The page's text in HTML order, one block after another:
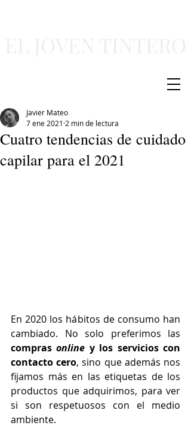
Cuatro tendencias de cuidado
capilar para el 2021
Javier Mateo
7 ene 2021 2 min de lectura
En 2020 los hábitos de consumo han
compras online y los servicios con
contacto cero, sino que además nos
fijamos más en las etiquetas de los
productos que adquirimos, para ver
si son respetuosos con el medio
ambiente.